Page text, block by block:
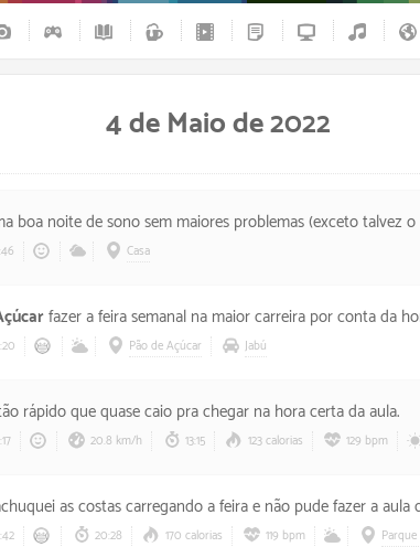
4 de Maio de 2022
boa noite de sono sem maiores problemas (exceto talvez o pingo do ar
Casa
fazer a feira semanal na maior carreira por conta da hora do treino. Acabei
Pão de Açúcar Jabú
rápido que quase caio pra chegar na hora certa da aula.
20.8 km/h 13:15 123 calorias 129 bpm
as costas carregando a feira e não pude fazer a aula
20:28 170 calorias 119 bpm